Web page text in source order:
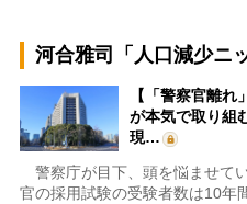
河合雅司「人口減少ニ
【「警察官離
が本気で取り組
現…
警察庁が目下、頭を悩ませて
官の採用試験の受験者数は10年